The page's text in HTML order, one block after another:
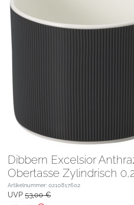
Dibbern Excelsior
Obertasse Zylindrisch
Artikelnummer: 0210817602
UVP 53,00 €